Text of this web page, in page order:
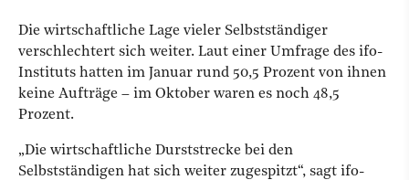
Die wirtschaftliche Lage vieler Selbstständiger
verschlechtert sich weiter. Laut einer Umfrage des ifo-
Instituts hatten im Januar rund 50,5 Prozent von ihnen
keine Aufträge – im Oktober waren es noch 48,5
Prozent.
„Die wirtschaftliche Durststrecke bei den
Selbstständigen hat sich weiter zugespitzt“, sagt ifo-